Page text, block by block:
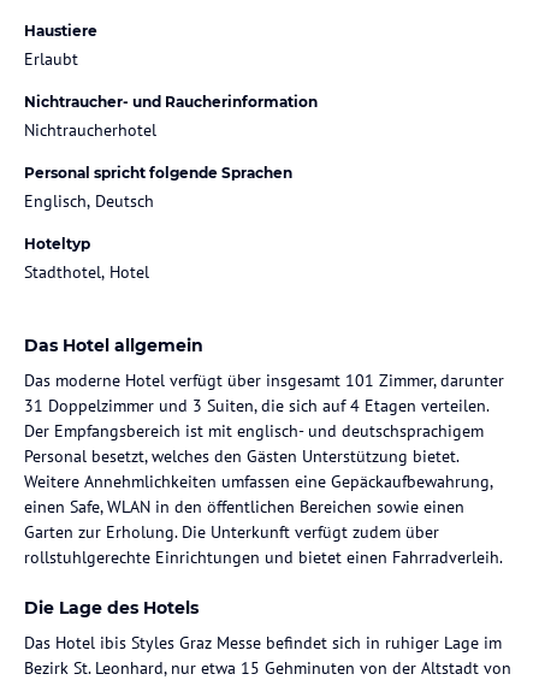
Haustiere
Erlaubt
Nichtraucher- und Raucherinformation
Nichtraucherhotel
Personal spricht folgende Sprachen
Englisch, Deutsch
Hoteltyp
Stadthotel, Hotel
Das Hotel allgemein
Das moderne Hotel verfügt über insgesamt 101 Zimmer, darunter
31 Doppelzimmer und 3 Suiten, die sich auf 4 Etagen verteilen.
Der Empfangsbereich ist mit englisch- und deutschsprachigem
Personal besetzt, welches den Gästen Unterstützung bietet.
Weitere Annehmlichkeiten umfassen eine Gepäckaufbewahrung,
einen Safe, WLAN in den öffentlichen Bereichen sowie einen
Garten zur Erholung. Die Unterkunft verfügt zudem über
rollstuhlgerechte Einrichtungen und bietet einen Fahrradverleih.
Die Lage des Hotels
Das Hotel ibis Styles Graz Messe befindet sich in ruhiger Lage im
Bezirk St. Leonhard, nur etwa 15 Gehminuten von der Altstadt von